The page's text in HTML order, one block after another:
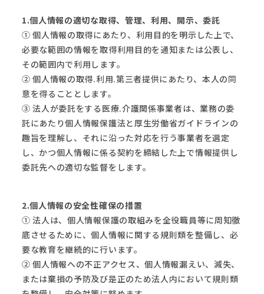
1.個人情報の適切な取得、管理、利用、開示、委託
① 個人情報の取得にあたり、利用目的を明示した上で、
必要な範囲の情報を取得利用目的を通知または公表し、
その範囲内で利用します。
② 個人情報の取得.利用.第三者提供にあたり、本人の同
意を得ることとします。
③ 法人が委託をする医療.介護関係事業者は、業務の委
託にあたり個人情報保護法と厚生労働省ガイドラインの
趣旨を理解し、それに沿った対応を行う事業者を選定
し、かつ個人情報に係る契約を締結した上で情報提供し
委託先への適切な監督をします。
2.個人情報の安全性確保の措置
① 法人は、個人情報保護の取組みを全役職員等に周知徹
底させるために、個人情報に関する規則類を整備し、必
要な教育を継続的に行います。
② 個人情報への不正アクセス、個人情報漏えい、減失、
または棄損の予防及び是正のため法人内において規則類